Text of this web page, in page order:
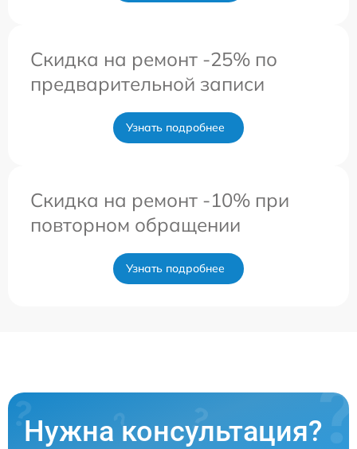
Скидка на ремонт -25% по
предварительной записи
Узнать подробнее
Скидка на ремонт -10% при
повторном обращении
Узнать подробнее
Нужна консультация?